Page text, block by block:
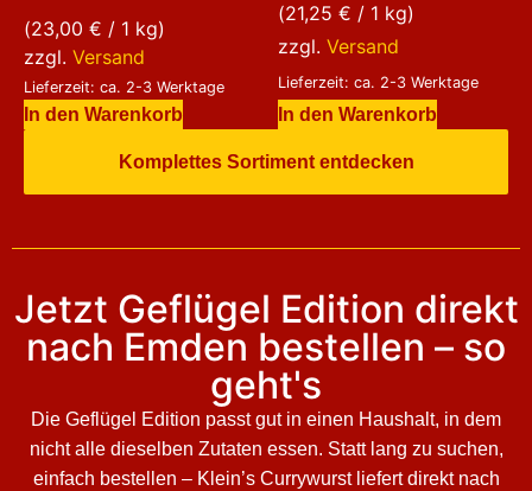
von 5
(23,00 € / 1 kg)
zzgl. Versand
Lieferzeit: ca. 2-3 Werktage
In den Warenkorb
(21,25 € / 1 kg)
zzgl. Versand
Lieferzeit: ca. 2-3 Werktage
In den Warenkorb
Komplettes Sortiment entdecken
Jetzt Geflügel Edition direkt
nach Emden bestellen – so
geht's
Die Geflügel Edition passt gut in einen Haushalt, in dem
nicht alle dieselben Zutaten essen. Statt lang zu suchen,
einfach bestellen – Klein’s Currywurst liefert direkt nach